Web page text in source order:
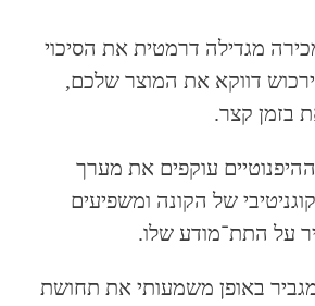
מגדילה דרמטית את הסיכוי
דווקא את המוצר שלכם,
בזמן קצר.
עוקפים את מערך
של הקונה ומשפיעים
על התת־מודע שלו.
באופן משמעותי את תחושת